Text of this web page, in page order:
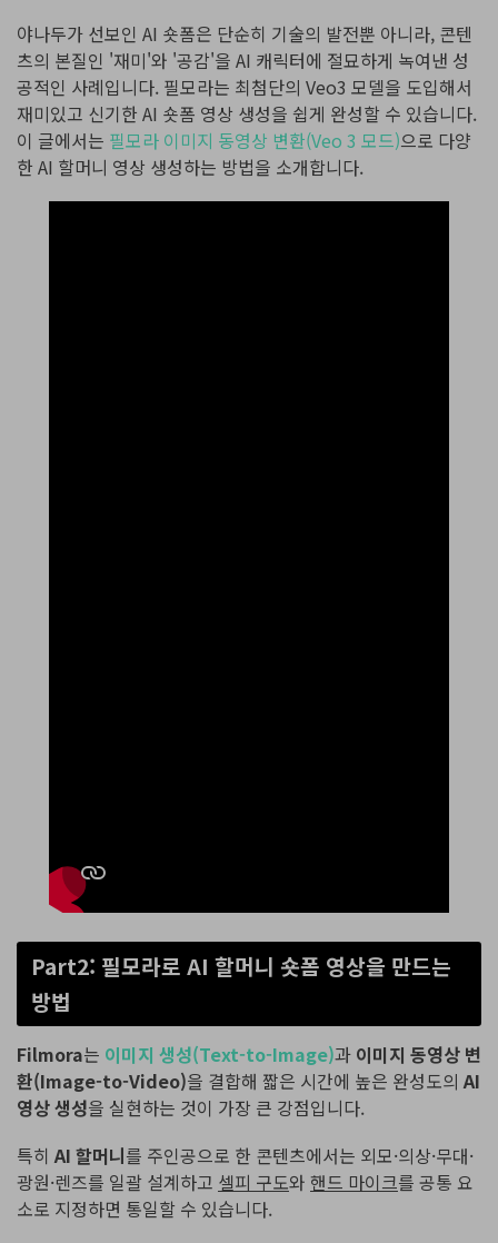
야나두가 선보인 AI 숏폼은 단순히 기술의 발전뿐 아니라, 콘텐
츠의 본질인 '재미'와 '공감'을 AI 캐릭터에 절묘하게 녹여낸 성
공적인 사례입니다. 필모라는 최첨단의 Veo3 모델을 도입해서
재미있고 신기한 AI 숏폼 영상 생성을 쉽게 완성할 수 있습니다.
이 글에서는 필모라 이미지 동영상 변환(Veo 3 모드)으로 다양
한 AI 할머니 영상 생성하는 방법을 소개합니다.
Part2: 필모라로 AI 할머니 숏폼 영상을 만드는
방법
Filmora는 이미지 생성(Text-to-Image)과 이미지 동영상 변
환(Image-to-Video)을 결합해 짧은 시간에 높은 완성도의AI
영상 생성을 실현하는 것이 가장 큰 강점입니다.
특히AI 할머니를 주인공으로 한 콘텐츠에서는 외모·의상·무대·
광원·렌즈를 일괄 설계하고 셀피 구도와 핸드 마이크를 공통 요
소로 지정하면 통일할 수 있습니다.